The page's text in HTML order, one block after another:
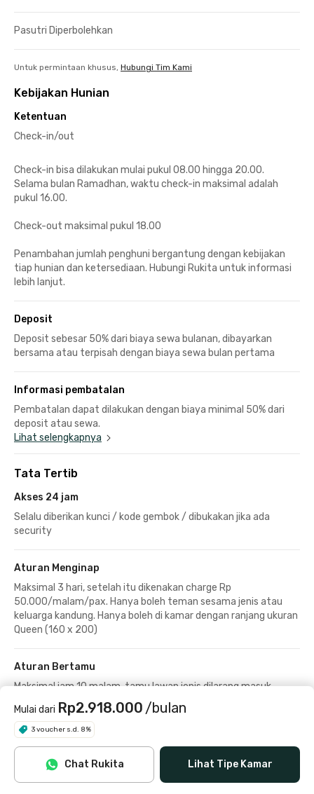
Pasutri Diperbolehkan
Untuk permintaan khusus, Hubungi Tim Kami
Kebijakan Hunian
Ketentuan
Check-in/out
Check-in bisa dilakukan mulai pukul 08.00 hingga 20.00.
Selama bulan Ramadhan, waktu check-in maksimal adalah
pukul 16.00.
Check-out maksimal pukul 18.00
Penambahan jumlah penghuni bergantung dengan kebijakan
tiap hunian dan ketersediaan. Hubungi Rukita untuk informasi
lebih lanjut.
Deposit
Deposit sebesar 50% dari biaya sewa bulanan, dibayarkan
bersama atau terpisah dengan biaya sewa bulan pertama
Informasi pembatalan
Pembatalan dapat dilakukan dengan biaya minimal 50% dari
deposit atau sewa.
Lihat selengkapnya
Tata Tertib
Akses 24 jam
Selalu diberikan kunci / kode gembok / dibukakan jika ada
security
Aturan Menginap
Maksimal 3 hari, setelah itu dikenakan charge Rp
50.000/malam/pax. Hanya boleh teman sesama jenis atau
keluarga kandung. Hanya boleh di kamar dengan ranjang ukuran
Queen (160 x 200)
Aturan Bertamu
Maksimal jam 10 malam, tamu lawan jenis dilarang masuk
Tidak diperbolehkan merokok
Extra House Rules
Mulai dari Rp2.918.000 /bulan
3 voucher s.d. 8%
Lihat Tipe Kamar
Chat Rukita